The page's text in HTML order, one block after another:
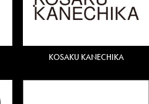
KOSAKU KANECHIKA